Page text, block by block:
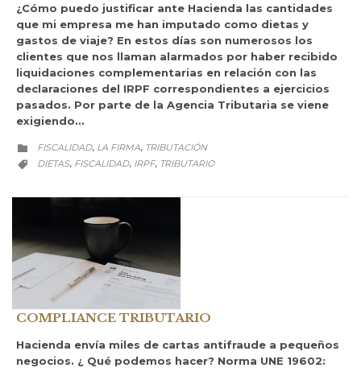
¿Cómo puedo justificar ante Hacienda las cantidades
que mi empresa me han imputado como dietas y
gastos de viaje? En estos días son numerosos los
clientes que nos llaman alarmados por haber recibido
liquidaciones complementarias en relación con las
declaraciones del IRPF correspondientes a ejercicios
pasados. Por parte de la Agencia Tributaria se viene
exigiendo…
 CATEGORY
FISCALIDAD, LA FIRMA, TRIBUTACIÓN
 CATEGORY
DIETAS, FISCALIDAD, IRPF, TRIBUTARIO
COMPLIANCE TRIBUTARIO
Hacienda envía miles de cartas antifraude a pequeños
negocios. ¿ Qué podemos hacer? Norma UNE 19602: